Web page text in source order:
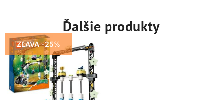
Ďalšie produkty
ZĽAVA -25%